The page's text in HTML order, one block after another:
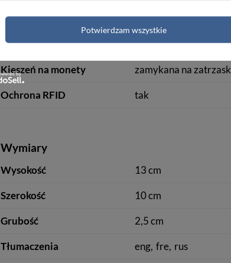
Ilość przegródek na karty 10+
Kolor okuć srebrny srebrny
Kieszeń na monety zamykana na zatrzask
Ochrona RFID tak
Wymiary
Wysokość 13 cm
Szerokość 10 cm
Grubość 2,5 cm
Tłumaczenia eng fre rus
Potwierdzam wszystkie